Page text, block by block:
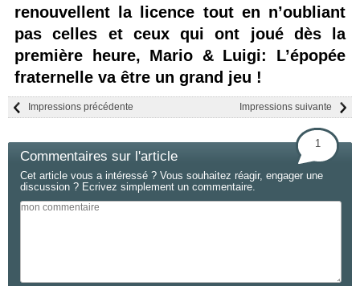
renouvellent la licence tout en n’oubliant
pas celles et ceux qui ont joué dès la
première heure, Mario & Luigi: L’épopée
fraternelle va être un grand jeu !
Impressions suivante
Impressions précédente
Commentaires sur l'article
1
Cet article vous a intéressé ? Vous souhaitez réagir, engager une
discussion ? Ecrivez simplement un commentaire.